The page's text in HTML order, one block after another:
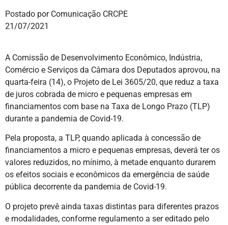
Postado por Comunicação CRCPE
21/07/2021
A Comissão de Desenvolvimento Econômico, Indústria,
Comércio e Serviços da Câmara dos Deputados aprovou, na
quarta-feira (14), o Projeto de Lei 3605/20, que reduz a taxa
de juros cobrada de micro e pequenas empresas em
financiamentos com base na Taxa de Longo Prazo (TLP)
durante a pandemia de Covid-19.
Pela proposta, a TLP, quando aplicada à concessão de
financiamentos a micro e pequenas empresas, deverá ter os
valores reduzidos, no mínimo, à metade enquanto durarem
os efeitos sociais e econômicos da emergência de saúde
pública decorrente da pandemia de Covid-19.
O projeto prevê ainda taxas distintas para diferentes prazos
e modalidades, conforme regulamento a ser editado pelo